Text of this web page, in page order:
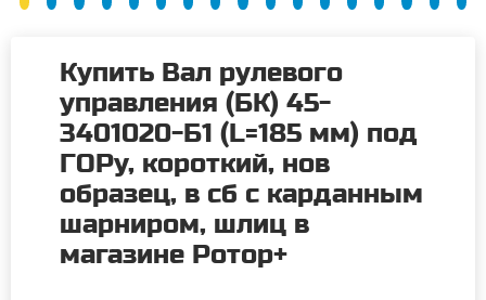
Купить Вал рулевого
управления (БК) 45-
3401020-Б1 (L=185 мм) под
ГОРу, короткий, нов
образец, в сб с карданным
шарниром, шлиц в
магазине Ротор+